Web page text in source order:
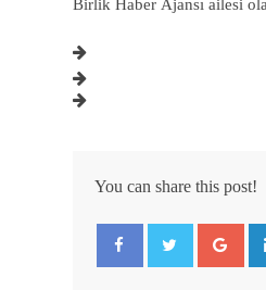
Birlik Haber Ajansı ailesi
You can share this post!